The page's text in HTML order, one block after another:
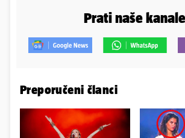
Prati naše kanale
Preporučeni članci